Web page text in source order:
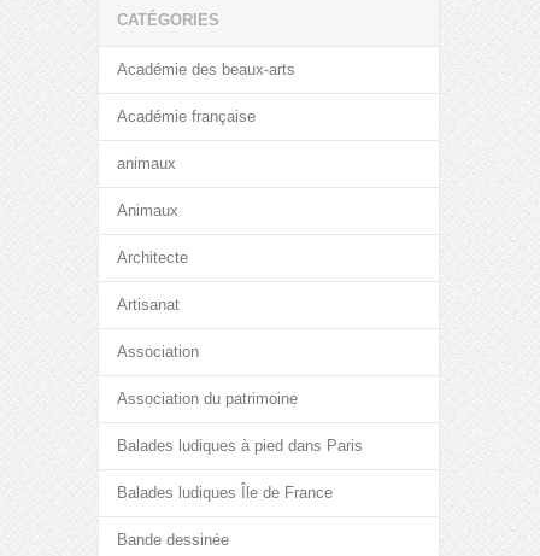
CATÉGORIES
Académie des beaux-arts
Académie française
animaux
Animaux
Architecte
Artisanat
Association
Association du patrimoine
Balades ludiques à pied dans Paris
Balades ludiques Île de France
Bande dessinée